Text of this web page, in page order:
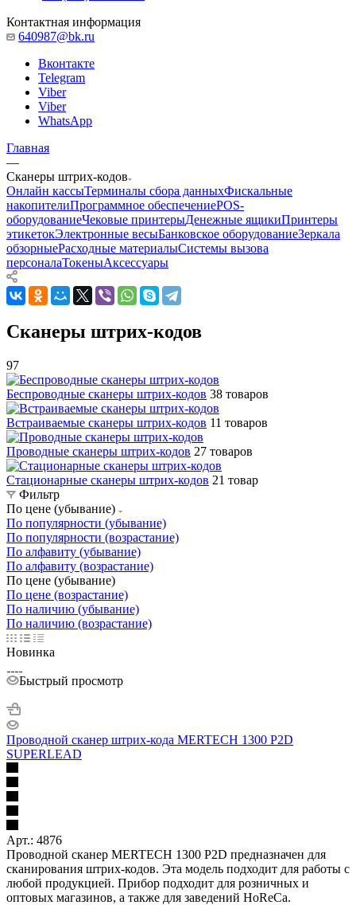
Контактная информация
640987@bk.ru
Вконтакте
Telegram
Viber
Viber
WhatsApp
Главная
—
Сканеры штрих-кодов
Онлайн кассыТерминалы сбора данныхФискальные
накопителиПрограммное обеспечениеPOS-
оборудованиеЧековые принтерыДенежные ящикиПринтеры
этикетокЭлектронные весыБанковское оборудованиеЗеркала
обзорныеРасходные материалыСистемы вызова
персоналаТокеныАксессуары
Сканеры штрих-кодов
97
Беспроводные сканеры штрих-кодов 38 товаров
Встраиваемые сканеры штрих-кодов 11 товаров
Проводные сканеры штрих-кодов 27 товаров
Стационарные сканеры штрих-кодов 21 товар
Фильтр
По цене (убывание)
По популярности (убывание)
По популярности (возрастание)
По алфавиту (убывание)
По алфавиту (возрастание)
По цене (убывание)
По цене (возрастание)
По наличию (убывание)
По наличию (возрастание)
Новинка
Быстрый просмотр
Проводной сканер штрих-кода MERTECH 1300 P2D
SUPERLEAD
Арт.: 4876
Проводной сканер MERTECH 1300 P2D предназначен для
сканирования штрих-кодов. Эта модель подходит для работы с
любой продукцией. Прибор подходит для розничных и
оптовых магазинов, а также для заведений HoReCa.